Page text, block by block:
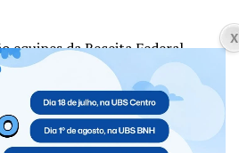
equipes da Receita Federal,
Paulo, Secretaria da Fazenda
do Petróleo, Polícia Civil e